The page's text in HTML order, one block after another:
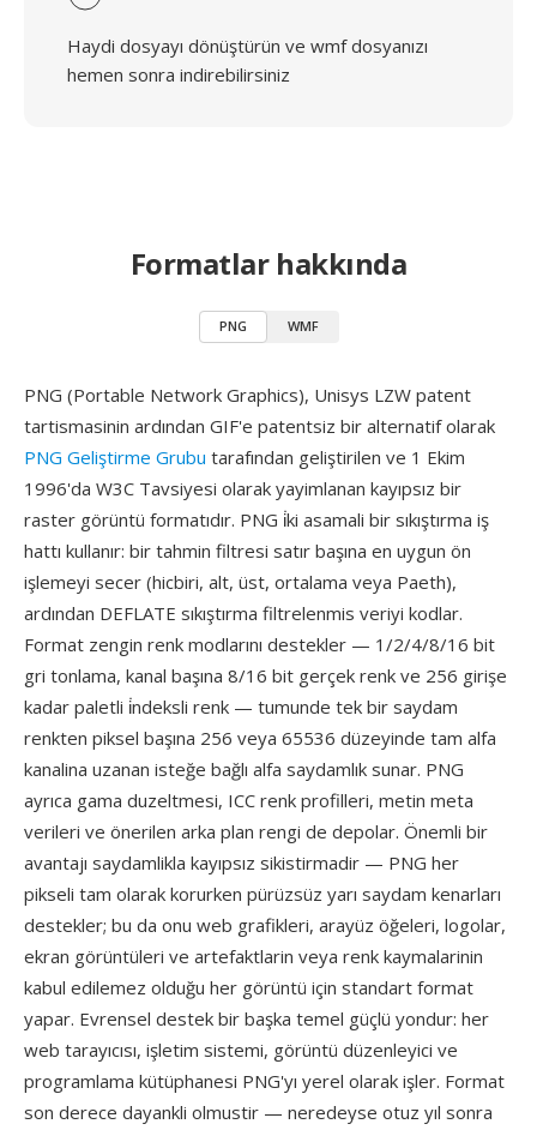
Haydi dosyayı dönüştürün ve wmf dosyanızı
hemen sonra indirebilirsiniz
Formatlar hakkında
PNG WMF
PNG (Portable Network Graphics), Unisys LZW patent
tartismasinin ardından GIF'e patentsiz bir alternatif olarak
PNG Geliştirme Grubu tarafından geliştirilen ve 1 Ekim
1996'da W3C Tavsiyesi olarak yayimlanan kayıpsız bir
raster görüntü formatıdır. PNG i̇ki asamali bir sıkıştırma iş
hattı kullanır: bir tahmin filtresi satır başına en uygun ön
işlemeyi secer (hicbiri, alt, üst, ortalama veya Paeth),
ardından DEFLATE sıkıştırma filtrelenmis veriyi kodlar.
Format zengin renk modlarını destekler — 1/2/4/8/16 bit
gri tonlama, kanal başına 8/16 bit gerçek renk ve 256 girişe
kadar paletli i̇ndeksli renk — tumunde tek bir saydam
renkten piksel başına 256 veya 65536 düzeyinde tam alfa
kanalina uzanan isteğe bağlı alfa saydamlık sunar. PNG
ayrıca gama duzeltmesi, ICC renk profilleri, metin meta
verileri ve önerilen arka plan rengi de depolar. Önemli bir
avantajı saydamlikla kayıpsız sikistirmadir — PNG her
pikseli tam olarak korurken pürüzsüz yarı saydam kenarları
destekler; bu da onu web grafikleri, arayüz öğeleri, logolar,
ekran görüntüleri ve artefaktlarin veya renk kaymalarinin
kabul edilemez olduğu her görüntü için standart format
yapar. Evrensel destek bir başka temel güçlü yondur: her
web tarayıcısı, işletim sistemi, görüntü düzenleyici ve
programlama kütüphanesi PNG'yı yerel olarak işler. Format
son derece dayankli olmustir — neredeyse otuz yıl sonra